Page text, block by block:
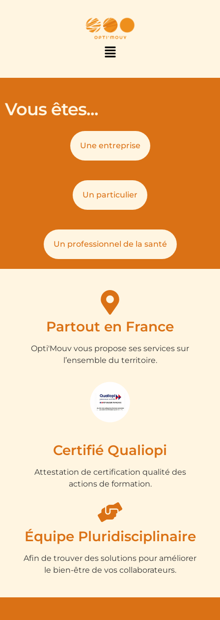
Vous êtes...
Une entreprise
Un particulier
Un professionnel de la santé
Partout en France
Opti'Mouv vous propose ses services sur
l’ensemble du territoire.
Certifié Qualiopi
Attestation de certification qualité des
actions de formation.
Équipe Pluridisciplinaire
Afin de trouver des solutions pour améliorer
le bien-être de vos collaborateurs.